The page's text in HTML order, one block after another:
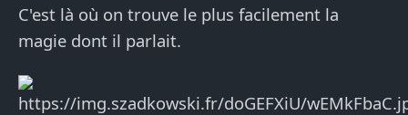
C'est là où on trouve le plus facilement la
magie dont il parlait.